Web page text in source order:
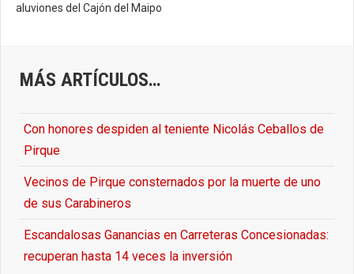
aluviones del Cajón del Maipo
MÁS ARTÍCULOS…
Con honores despiden al teniente Nicolás Ceballos de
Pirque
Vecinos de Pirque consternados por la muerte de uno
de sus Carabineros
Escandalosas Ganancias en Carreteras Concesionadas:
recuperan hasta 14 veces la inversión